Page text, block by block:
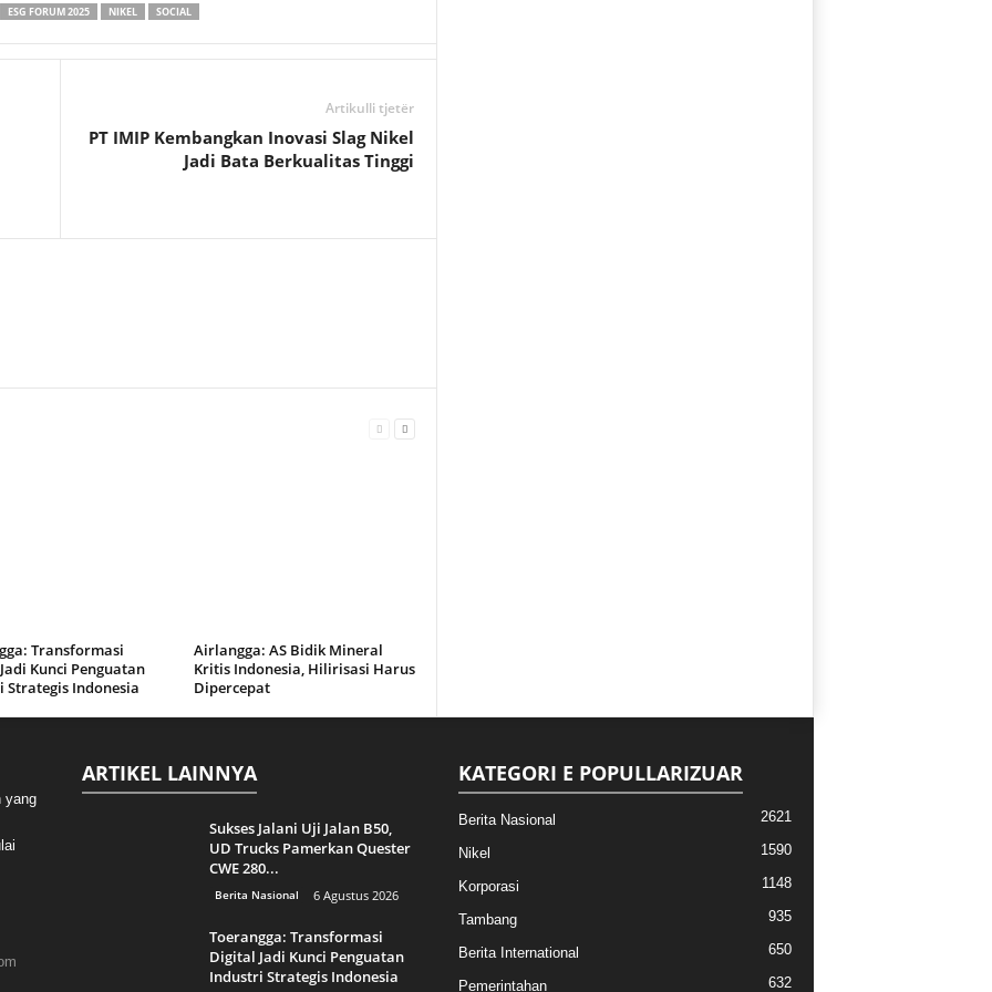
a
r
ESG FORUM 2025 NIKEL SOCIAL
Artikulli tjetër
PT IMIP Kembangkan Inovasi Slag Nikel
Jadi Bata Berkualitas Tinggi
Transformasi
Kunci Penguatan
Strategis Indonesia
Airlangga: AS Bidik Mineral
Kritis Indonesia, Hilirisasi Harus
Dipercepat
yang
ARTIKEL LAINNYA
Sukses Jalani Uji Jalan B50,
UD Trucks Pamerkan Quester
CWE 280...
Berita Nasional 6 Agustus 2026
Toerangga: Transformasi
Digital Jadi Kunci Penguatan
Industri Strategis Indonesia
KATEGORI E POPULLARIZUAR
Berita Nasional 2621
Nikel 1590
Korporasi 1148
Tambang 935
Berita International 650
Pemerintahan 632